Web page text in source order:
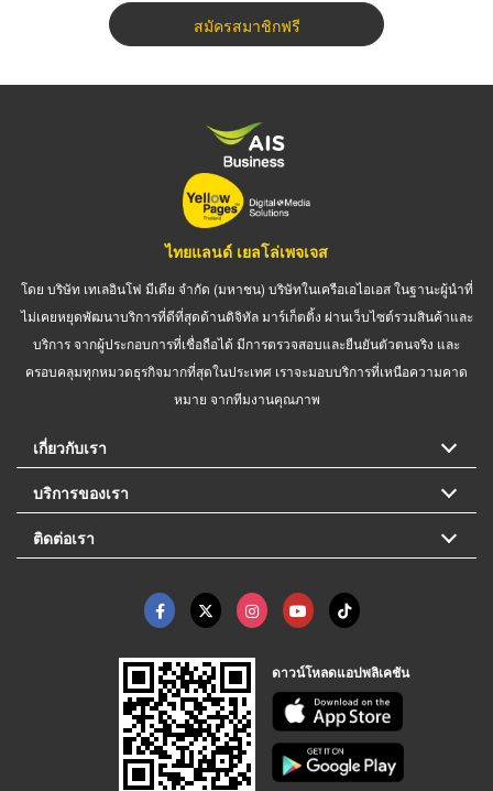
สมัครสมาชิกฟรี
ไทยแลนด์ เยลโล่เพจเจส
โดย บริษัท เทเลอินโฟ มีเดีย จำกัด (มหาชน) บริษัทในเครือเอไอเอส ในฐานะผู้นำที่
ไม่เคยหยุดพัฒนาบริการที่ดีที่สุดด้านดิจิทัล มาร์เก็ตติ้ง ผ่านเว็บไซต์รวมสินค้าและ
บริการ จากผู้ประกอบการที่เชื่อถือได้ มีการตรวจสอบและยืนยันตัวตนจริง และ
ครอบคลุมทุกหมวดธุรกิจมากที่สุดในประเทศ เราจะมอบบริการที่เหนือความคาด
หมาย จากทีมงานคุณภาพ
เกี่ยวกับเรา
บริการของเรา
ติดต่อเรา
ดาวน์โหลดแอปพลิเคชัน